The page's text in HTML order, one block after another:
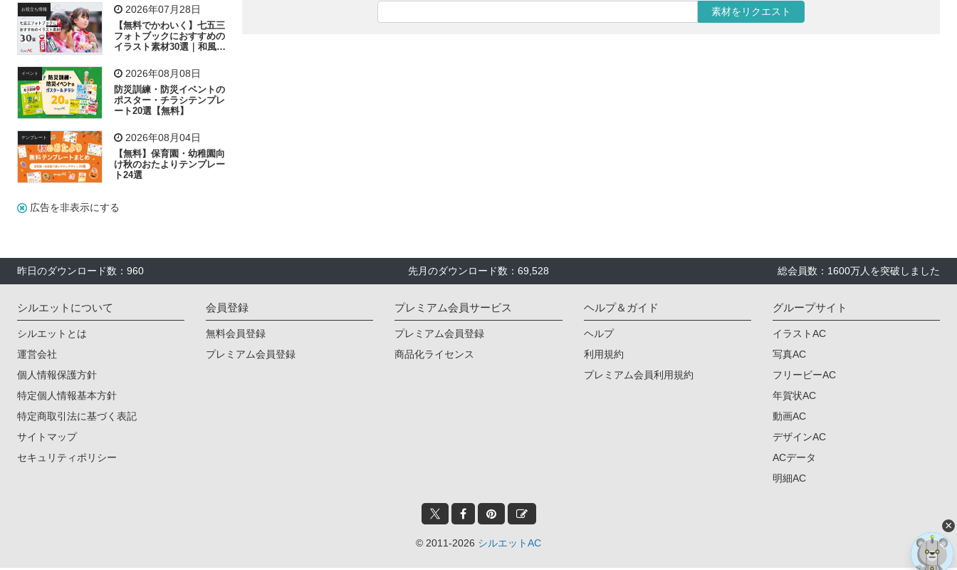
子供 作業員 葉 相談 ピクトグラム
お役立ち情報 2026年07月28日
【無料でかわいく】七五三
フォトブックにおすすめの
イラスト素材30選｜和風の
イベント 2026年08月08日
防災訓練・防災イベントの
ポスター・チラシテンプレ
ート20選【無料】
テンプレート 2026年08月04日
【無料】保育園・幼稚園向
け秋のおたよりテンプレー
ト24選
広告を非表示にする
素材をリクエスト
昨日のダウンロード数：960 先月のダウンロード数：69,528 総会員数：1600万人を突破しました
シルエットについて
シルエットとは
運営会社
個人情報保護方針
特定個人情報基本方針
特定商取引法に基づく表記
サイトマップ
セキュリティポリシー
会員登録
無料会員登録
プレミアム会員登録
プレミアム会員サービス
プレミアム会員登録
商品化ライセンス
ヘルプ＆ガイド
ヘルプ
利用規約
プレミアム会員利用規約
グループサイト
イラストAC
写真AC
フリービーAC
年賀状AC
動画AC
デザインAC
ACデータ
明細AC
© 2011-2026 シルエットAC
×